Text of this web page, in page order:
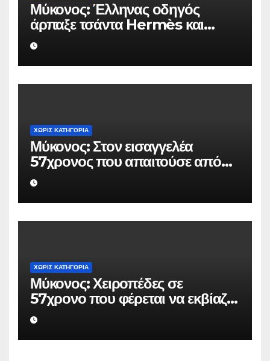
Μύκονος: Έλληνας οδηγός
άρπαξε τσάντα Hermès και
Rolex αξίας 75.000 ευρώ από
Ουκρανό τουρίστα
ΧΩΡΊΣ ΚΑΤΗΓΟΡΊΑ
Μύκονος: Στον εισαγγελέα
57χρονος που απαιτούσε από
επιχειρηματία 80.000 ευρώ για
να μην κάνει καταγγελίες σε
βάρος του
ΧΩΡΊΣ ΚΑΤΗΓΟΡΊΑ
Μύκονος: Χειροπέδες σε
57χρονο που φέρεται να εκβίαζε
επιχείρηση για να «θάψει»
ψευδείς καταγγελίες – Η παγίδα
που του έστησε η ΕΛ.ΑΣ.